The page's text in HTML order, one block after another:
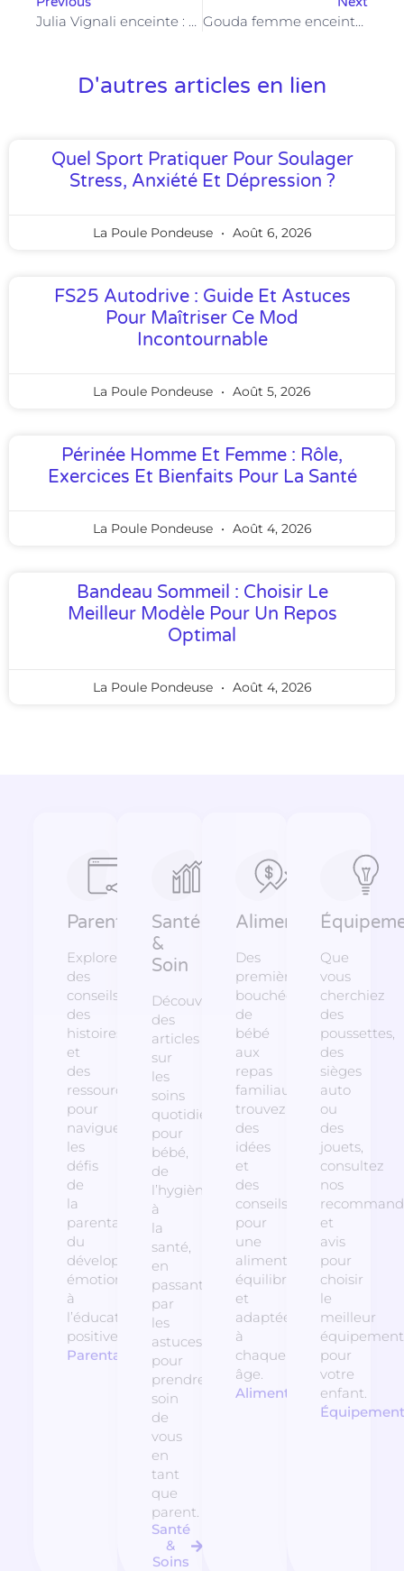
Julia Vignali enceinte : comment elle prépare l’arrivée de son troisième enfant Gouda femme enceinte : quels fromages privilégier pour éviter les risques ?
D'autres articles en lien
Quel Sport Pratiquer Pour Soulager
Stress, Anxiété Et Dépression ?
La Poule Pondeuse Août 6, 2026
FS25 Autodrive : Guide Et Astuces
Pour Maîtriser Ce Mod
Incontournable
La Poule Pondeuse Août 5, 2026
Périnée Homme Et Femme : Rôle,
Exercices Et Bienfaits Pour La Santé
La Poule Pondeuse Août 4, 2026
Bandeau Sommeil : Choisir Le
Meilleur Modèle Pour Un Repos
Optimal
La Poule Pondeuse Août 4, 2026
Parentalité
Explorez
des
conseils,
des
histoires
et
des
ressources
pour
naviguer
les
défis
de
la
parentalité,
du
développement
émotionnel
à
l’éducation
positive.
Parentalité
Santé
&
Soin
Découvrez
des
articles
sur
les
soins
quotidiens
pour
bébé,
de
l’hygiène
à
la
santé,
en
passant
par
les
astuces
pour
prendre
soin
de
vous
en
tant
que
parent.
Santé
&
Soins
Alimentation
Des
premières
bouchées
de
bébé
aux
repas
familiaux,
trouvez
des
idées
et
des
conseils
pour
une
alimentation
équilibrée
et
adaptée
à
chaque
âge.
Alimentation
Que
vous
cherchiez
des
poussettes,
des
sièges
auto
ou
des
jouets,
consultez
nos
et
avis
pour
choisir
le
meilleur
équipement
pour
votre
enfant.
Équipement